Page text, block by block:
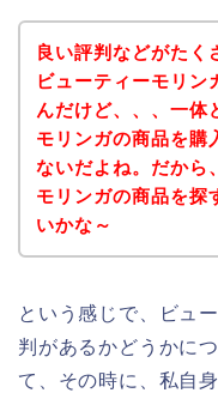
良い評判などがたく
ビューティーモリン
んだけど、、、一体
モリンガの商品を購
ないだよね。だから
モリンガの商品を探
いかな～
という感じで、ビュ
判があるかどうかに
て、その時に、私自